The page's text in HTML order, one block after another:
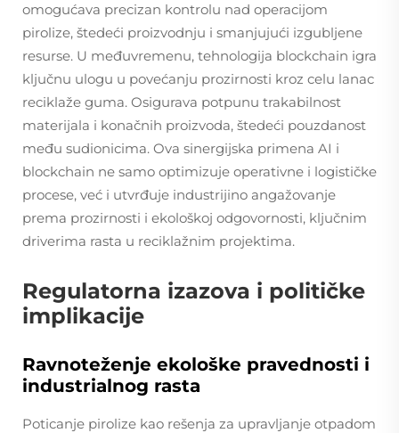
omogućava precizan kontrolu nad operacijom
pirolize, štedeći proizvodnju i smanjujući izgubljene
resurse. U međuvremenu, tehnologija blockchain igra
ključnu ulogu u povećanju prozirnosti kroz celu lanac
reciklaže guma. Osigurava potpunu trakabilnost
materijala i konačnih proizvoda, štedeći pouzdanost
među sudionicima. Ova sinergijska primena AI i
blockchain ne samo optimizuje operativne i logističke
procese, već i utvrđuje industrijino angažovanje
prema prozirnosti i ekološkoj odgovornosti, ključnim
driverima rasta u reciklažnim projektima.
Regulatorna izazova i političke
implikacije
Ravnoteženje ekološke pravednosti i
industrialnog rasta
Poticanje pirolize kao rešenja za upravljanje otpadom